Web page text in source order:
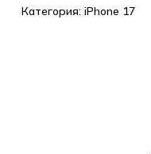
Категория: iPhone 17